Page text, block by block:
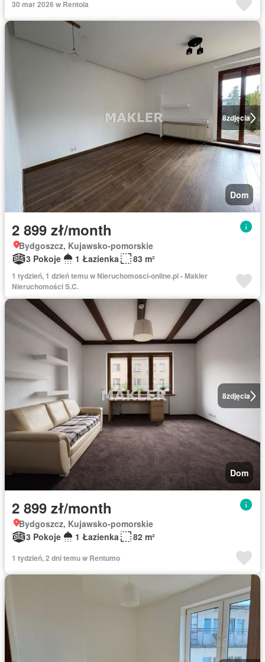
30 mar 2026 w Rentola
8zdjęcia
Dom
2 899 zł/month
Bydgoszcz, Kujawsko-pomorskie
3 Pokoje
1 Łazienka 83 m²
1 tydzień, 1 dzień temu w Nieruchomosci-online.pl - Makler
Nieruchomości S.C.
8zdjęcia
Dom
2 899 zł/month
Bydgoszcz, Kujawsko-pomorskie
3 Pokoje
1 Łazienka 82 m²
1 tydzień, 2 dni temu w Rentumo